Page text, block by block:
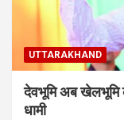
UTTARAKHAND
देवभूमि अब
धामी